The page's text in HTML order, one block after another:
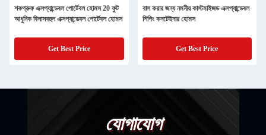
শকপ্রুফ এক্সপ্যান্ডেবল পোর্টেবল হোমস 20 ফুট
আধুনিক বিলাসবহুল এক্সপ্যান্ডেবল পোর্টেবল হোমস
Get Best Price
বাস করার জন্য নমনীয় কাস্টমাইজড এক্সপ্যান্ডেবল
শিপিং কনটেইনার হোমস
Get Best Price
যোগাযোগ